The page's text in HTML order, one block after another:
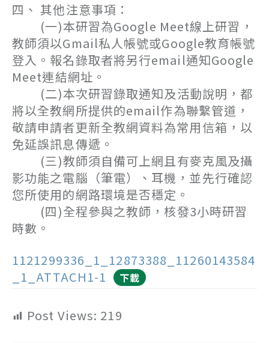
四、 其他注意事項：
(一)本研習為Google Meet線上研習，
教師須以Gmail私人帳號或Google教育帳號
登入。報名錄取者將另行email通知Google
Meet連結網址。
(二)本次研習錄取通知及活動說明，都
將以全教網所提供的email作為聯繫管道，
敬請申請者更新全教網資料為常用信箱，以
免延誤訊息傳遞。
(三)教師須自備可上網且有麥克風及攝
影功能之電腦（筆電）、耳機，並先行確認
您所使用的網路環境是否穩定。
(四)全程參與之教師，核發3小時研習
時數。
1121299336_1_12873388_11260143584
_1_ATTACH1-1
下載
Post Views: 219